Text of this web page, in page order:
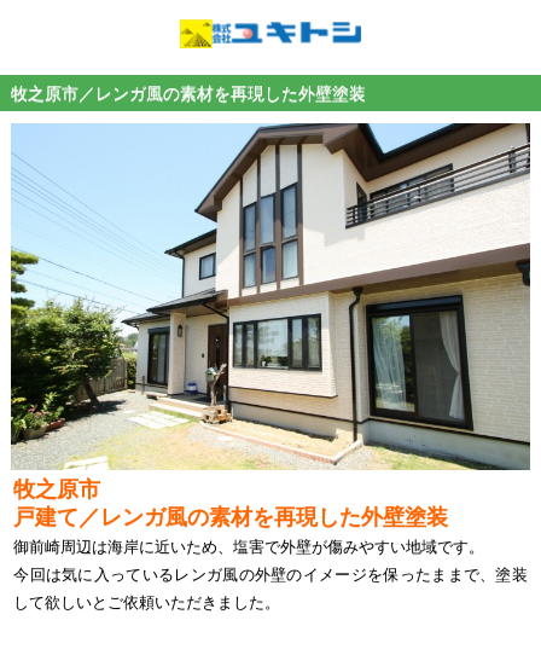
牧之原市／レンガ風の素材を再現した外壁塗装
牧之原市
戸建て／レンガ風の素材を再現した外壁塗装
御前崎周辺は海岸に近いため、塩害で外壁が傷みやすい地域です。
今回は気に入っているレンガ風の外壁のイメージを保ったままで、塗装
して欲しいとご依頼いただきました。